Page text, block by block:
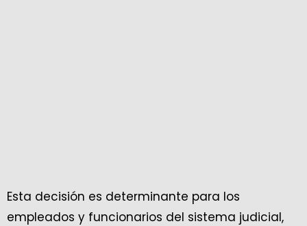
Esta decisión es determinante para los
empleados y funcionarios del sistema judicial,